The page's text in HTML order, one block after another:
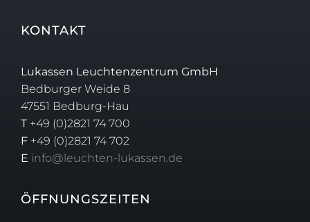
KONTAKT
Lukassen Leuchtenzentrum GmbH
Bedburger Weide 8
47551 Bedburg-Hau
T+49 (0)2821 74 700
F+49 (0)2821 74 702
E info@leuchten-lukassen.de
ÖFFNUNGSZEITEN